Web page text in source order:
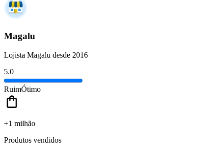
Magalu
Lojista Magalu desde 2016
5.0
RuimÓtimo
+1 milhão
Produtos vendidos